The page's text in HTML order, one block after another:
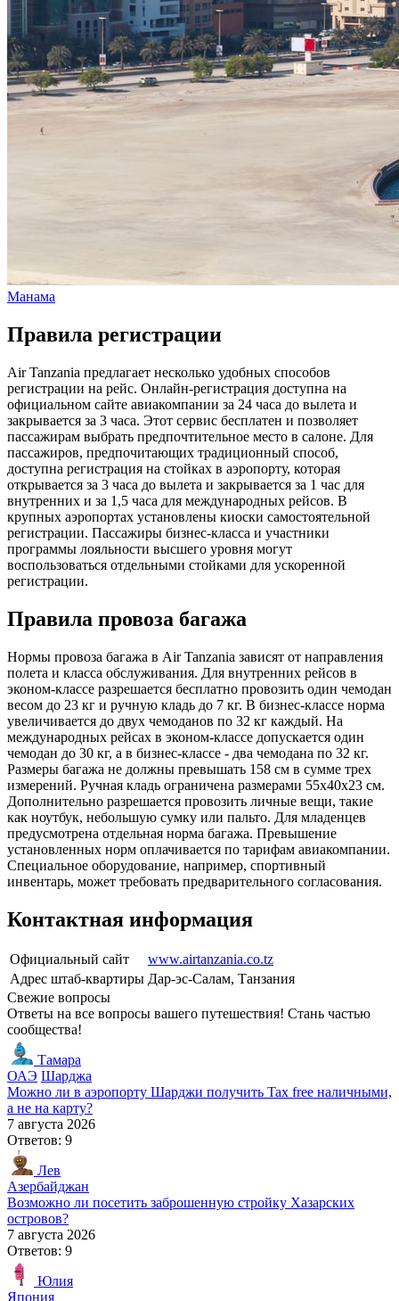
Манама
Правила регистрации
Air Tanzania предлагает несколько удобных способов
регистрации на рейс. Онлайн-регистрация доступна на
официальном сайте авиакомпании за 24 часа до вылета и
закрывается за 3 часа. Этот сервис бесплатен и позволяет
пассажирам выбрать предпочтительное место в салоне. Для
пассажиров, предпочитающих традиционный способ,
доступна регистрация на стойках в аэропорту, которая
открывается за 3 часа до вылета и закрывается за 1 час для
внутренних и за 1,5 часа для международных рейсов. В
крупных аэропортах установлены киоски самостоятельной
регистрации. Пассажиры бизнес-класса и участники
программы лояльности высшего уровня могут
воспользоваться отдельными стойками для ускоренной
регистрации.
Правила провоза багажа
Нормы провоза багажа в Air Tanzania зависят от направления
полета и класса обслуживания. Для внутренних рейсов в
эконом-классе разрешается бесплатно провозить один чемодан
весом до 23 кг и ручную кладь до 7 кг. В бизнес-классе норма
увеличивается до двух чемоданов по 32 кг каждый. На
международных рейсах в эконом-классе допускается один
чемодан до 30 кг, а в бизнес-классе - два чемодана по 32 кг.
Размеры багажа не должны превышать 158 см в сумме трех
измерений. Ручная кладь ограничена размерами 55x40x23 см.
Дополнительно разрешается провозить личные вещи, такие
как ноутбук, небольшую сумку или пальто. Для младенцев
предусмотрена отдельная норма багажа. Превышение
установленных норм оплачивается по тарифам авиакомпании.
Специальное оборудование, например, спортивный
инвентарь, может требовать предварительного согласования.
Контактная информация
Официальный сайт
www.airtanzania.co.tz
Адрес штаб-квартиры Дар-эс-Салам, Танзания
Свежие вопросы
Ответы на все вопросы вашего путешествия! Стань частью
сообщества!
Тамара
ОАЭ Шарджа
Можно ли в аэропорту Шарджи получить Tax free наличными,
а не на карту?
7 августа 2026
Ответов: 9
Лев
Азербайджан
Возможно ли посетить заброшенную стройку Хазарских
островов?
7 августа 2026
Ответов: 9
Юлия
Япония